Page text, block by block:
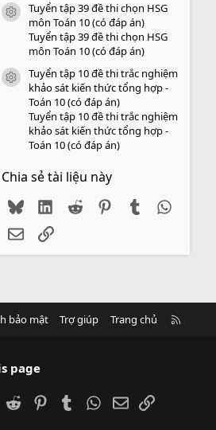
icon tài liệu
Tuyển tập 39 đề thi chọn HSG
môn Toán 10 (có đáp án)
Tuyển tập 39 đề thi chọn HSG
môn Toán 10 (có đáp án)
icon tài liệu
Tuyển tập 10 đề thi trắc nghiệm
khảo sát kiến thức tổng hợp -
Toán 10 (có đáp án)
Tuyển tập 10 đề thi trắc nghiệm
khảo sát kiến thức tổng hợp -
Toán 10 (có đáp án)
Chia sẻ tài liệu này
BlueskyLinkedIn
Reddit PinterestTumblr
EmailLink
bảo mật Trợ giúp Trang chủ
page
Reddit PinterestTumblrWhatsApp
EmailLink